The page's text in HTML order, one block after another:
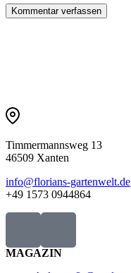
Timmermannsweg 13
46509 Xanten
info@florians-gartenwelt.de
+49 1573 0944864
MAGAZIN